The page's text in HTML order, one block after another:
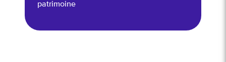
patrimoine